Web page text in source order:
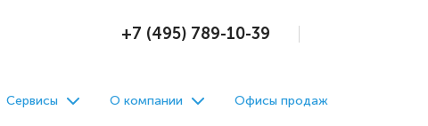
+7 (495) 789-10-39
Сервисы О компании Офисы продаж